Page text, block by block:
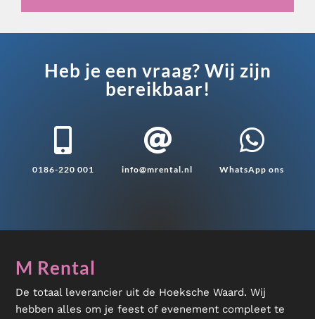
Heb je een vraag? Wij zijn
bereikbaar!

0186-220 001

info@mrental.nl

WhatsApp ons
M Rental
De totaal leverancier uit de Hoeksche Waard. Wij
hebben alles om je feest of evenement compleet te